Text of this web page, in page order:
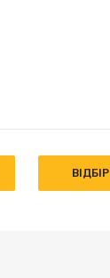
ВІДБІР